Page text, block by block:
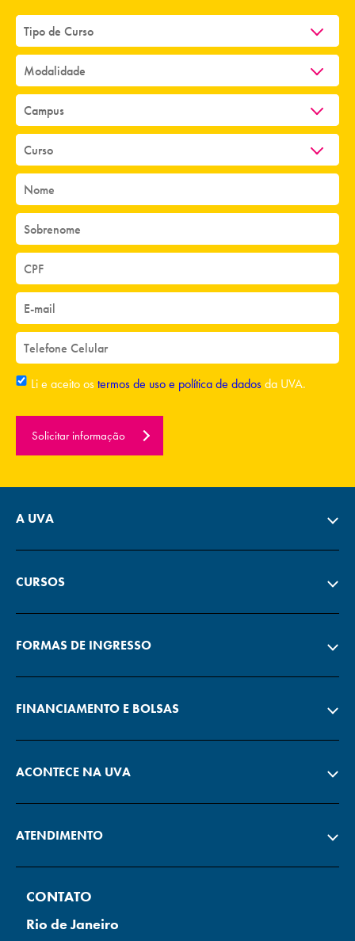
Li e aceito ostermos de uso e política de dadosda UVA.
Solicitar informação
A UVA
CURSOS
FORMAS DE INGRESSO
FINANCIAMENTO E BOLSAS
ACONTECE NA UVA
ATENDIMENTO
CONTATO
Rio de Janeiro